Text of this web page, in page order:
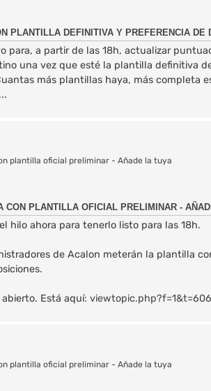
PLANTILLA DEFINITIVA Y PREFERENCIA DE
para, a partir de las 18h, actualizar
una vez que esté la plantilla definitiva
más plantillas haya, más completa
plantilla oficial preliminar - Añade la tuya
CON PLANTILLA OFICIAL PRELIMINAR -
hilo ahora para tenerlo listo para las 18h.
de Acalon meterán la plantilla
abierto. Está aquí:
plantilla oficial preliminar - Añade la tuya